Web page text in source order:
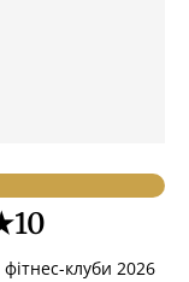
клуби 2026